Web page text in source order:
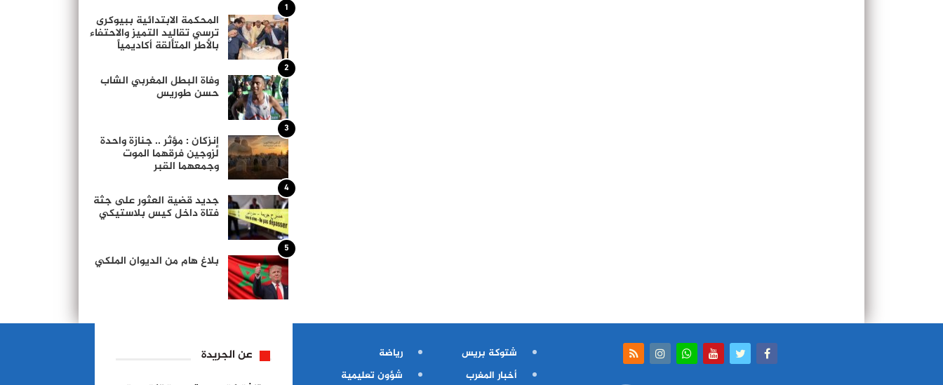
1
المحكمة الابتدائية ببيوكرى
ترسي تقاليد التميز والاحتفاء
بالأطر المتألقة أكاديمياً
2
وفاة البطل المغربي الشاب
حسن طوريس
3
إنزكان : مؤثر .. جنازة واحدة
لزوجين فرقهما الموت
وجمعهما القبر
4
جديد قضية العثور على جثة
فتاة داخل كيس بلاستيكي
5
بلاغ هام من الديوان الملكي
شتوكة بريس
أخبار المغرب
رياضة
شؤون تعليمية
عن الجريدة